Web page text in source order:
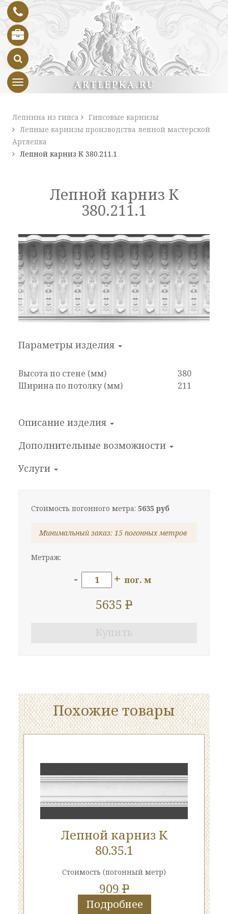
Toggle navigation
Лепнина из гипса
Гипсовые карнизы
Лепные карнизы производства лепной мастерской
Артлепка
Лепной карниз К 380.211.1
Лепной карниз К
380.211.1
Параметры изделия
Высота по стене (мм)
380
Ширина по потолку (мм)
211
Описание изделия
Дополнительные возможности
Услуги
Стоимость погонного метра: 5635 руб
Минимальный заказ: 15 погонных метров
Метраж:
- + пог. м
5635 P
Купить
Похожие товары
Лепной карниз К
80.35.1
Стоимость (погонный метр)
909P
Подробнее